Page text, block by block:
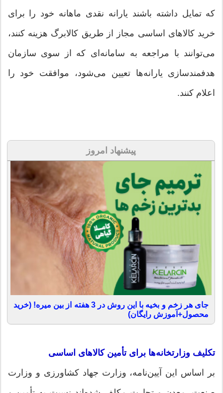
که تمایل داشته باشند یارانه نقدی ماهانه خود را برای
خرید کالاهای اساسی مجاز از طریق کالابرگ هزینه کنند،
می‌توانند با مراجعه به سامانه‌ای که از سوی سازمان
هدفمندسازی یارانه‌ها تعیین می‌شود، موافقت خود را
اعلام کنند.
پیشنهاد امروز
جای هر زخم و بخیه با این روش در 3 هفته از بین میره! (خرید
محصول+آموزش رایگان)
تکلیف وزارتخانه‌ها برای تأمین کالاهای اساسی
بر اساس این آیین‌نامه، وزارت جهاد کشاورزی و وزارت